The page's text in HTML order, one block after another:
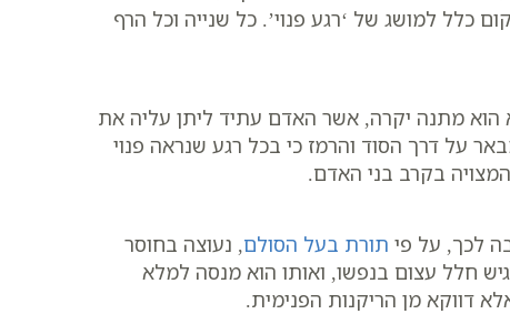
כלל למושג של ‘רגע פנוי’. כל שנייה וכל הרף
הוא מתנה יקרה, אשר האדם עתיד ליתן עליה את
על דרך הסוד והרמז כי בכל רגע שנראה פנוי
בקרב בני האדם.
לכך, על פי תורת בעל הסולם, נעוצה בחוסר
חלל עצום בנפשו, ואותו הוא מנסה למלא
דווקא מן הריקנות הפנימית.